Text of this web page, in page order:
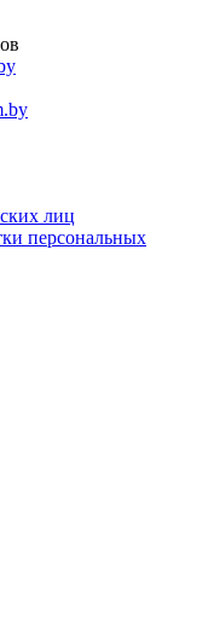
лиц
персональных